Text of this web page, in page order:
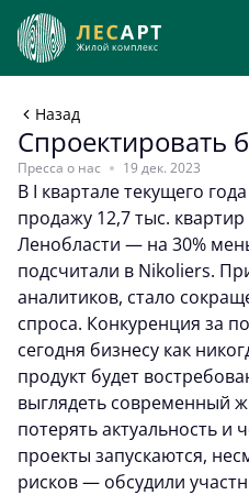
Назад
Спроектировать
Пресса о нас 19 дек. 2023
В I квартале текущего
продажу 12,7 тыс.
Ленобласти — на 30%
подсчитали в Nikoliers.
аналитиков, стало
спроса. Конкуренция за
сегодня бизнесу как
продукт будет
выглядеть современный
потерять актуальность и
проекты запускаются,
рисков — обсудили